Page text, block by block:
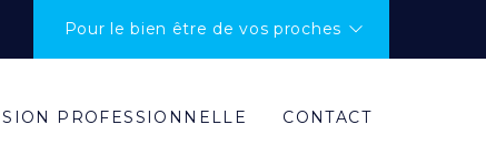
Pour le bien être de vos proches
PROFESSIONNELLE CONTACT